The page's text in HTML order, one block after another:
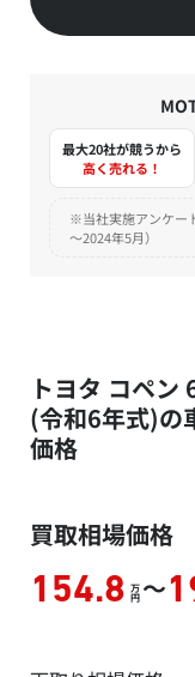
最大20社が競うから
高く売れる！
※当社実施アンケー
～2024年5月）
トヨタ コペ
(令和6年式)の
価格
買取相場価格
154.8 万
円 ～